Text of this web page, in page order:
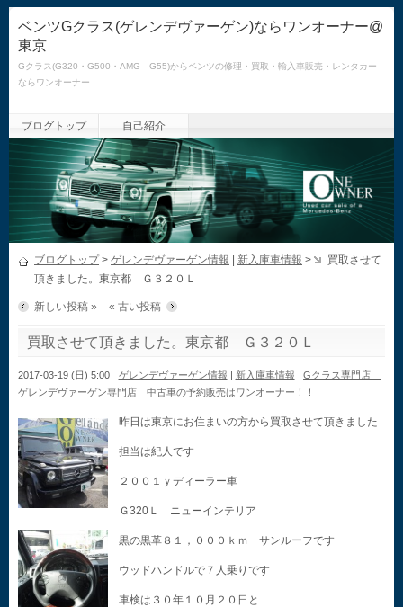
ベンツGクラス(ゲレンデヴァーゲン)ならワンオーナー@
東京
Gクラス(G320・G500・AMG G55)からベンツの修理・買取・輸入車販売・レンタカー
ならワンオーナー
ブログトップ 自己紹介
ブログトップ> ゲレンデヴァーゲン情報 新入庫車情報 >
買取させて
頂きました。東京都 Ｇ３２０Ｌ
新しい投稿 » « 古い投稿
買取させて頂きました。東京都 Ｇ３２０Ｌ
2017-03-19 (日) 5:00 ゲレンデヴァーゲン情報 | 新入庫車情報
Gクラス専門店
ゲレンデヴァーゲン専門店 中古車の予約販売はワンオーナー！！
昨日は東京にお住まいの方から買取させて頂きました
担当は紀人です
２００１ｙディーラー車
Ｇ320Ｌ ニューインテリア
黒の黒革８１，０００ｋｍ サンルーフです
ウッドハンドルで７人乗りです
車検は３０年１０月２０日と